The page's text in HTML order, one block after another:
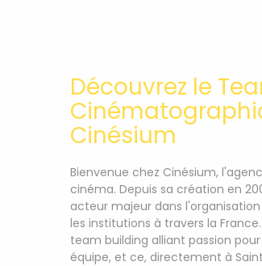
Découvrez le
Cinésium
Bienvenue chez Cinésium,
cinéma. Depuis sa création en
acteur majeur dans
les institutions à travers la
team building alliant passion
équipe, et ce, directement à